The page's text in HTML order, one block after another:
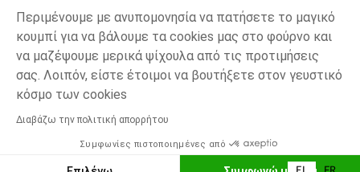
Περιμένουμε με ανυπομονησία να πατήσετε το μαγικό
κουμπί για να βάλουμε τα cookies μας στο φούρνο και
να μαζέψουμε μερικά ψίχουλα από τις προτιμήσεις
σας. Λοιπόν, είστε έτοιμοι να βουτήξετε στον γευστικό
κόσμο των cookies
Διαβάζω την πολιτική απορρήτου
Συμφωνίες πιστοποιημένες από
Κόκκινο
3
Δυνατότητα πληρωμής με
ΠΡΟΣΘΉΚΗ ΣΤΟ ΚΑΛΆΘΙ
*Εμπορικες προσφορες
Προσωπικά δεδομένα
Διαχείρηση των cookies
Προσβασιμότητα: μη συμμορφούμενη
H Orchestra συμμετέχει στον κωδικά δεοντολογίας και στο σύστημα
μεσολάβησης της Γαλλικής Ομοσπονδίας Ηλεκτρονικού Εμπορίου.